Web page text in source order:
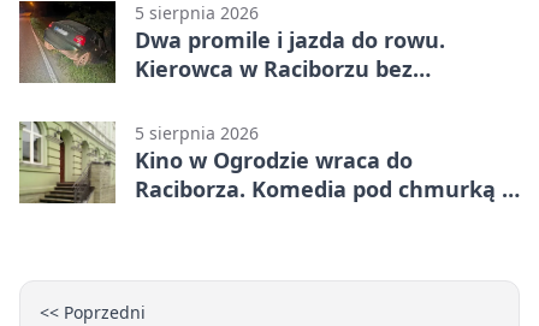
5 sierpnia 2026
Dwa promile i jazda do rowu.
Kierowca w Raciborzu bez
5 sierpnia 2026
Kino w Ogrodzie wraca do
Raciborza. Komedia pod chmurką w
<< Poprzedni